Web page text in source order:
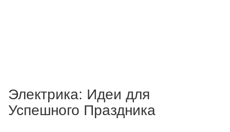
Электрика: Идеи для
Успешного Праздника